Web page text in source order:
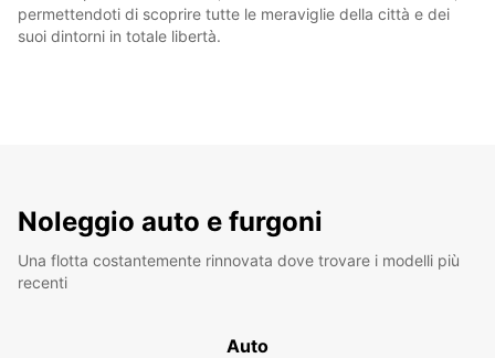
permettendoti di scoprire tutte le meraviglie della città e dei
suoi dintorni in totale libertà.
Noleggio auto e furgoni
Una flotta costantemente rinnovata dove trovare i modelli più
recenti
Auto